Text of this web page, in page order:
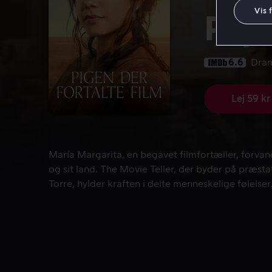
6.6
Lej 59 kr
María Margarita, en begavet filmfortæller,
María Margarita, en begavet filmfortæller,
og sit land. The Movie Teller, der byder på
Torre, hylder kraften i delte menneskelige følelser.
Vis